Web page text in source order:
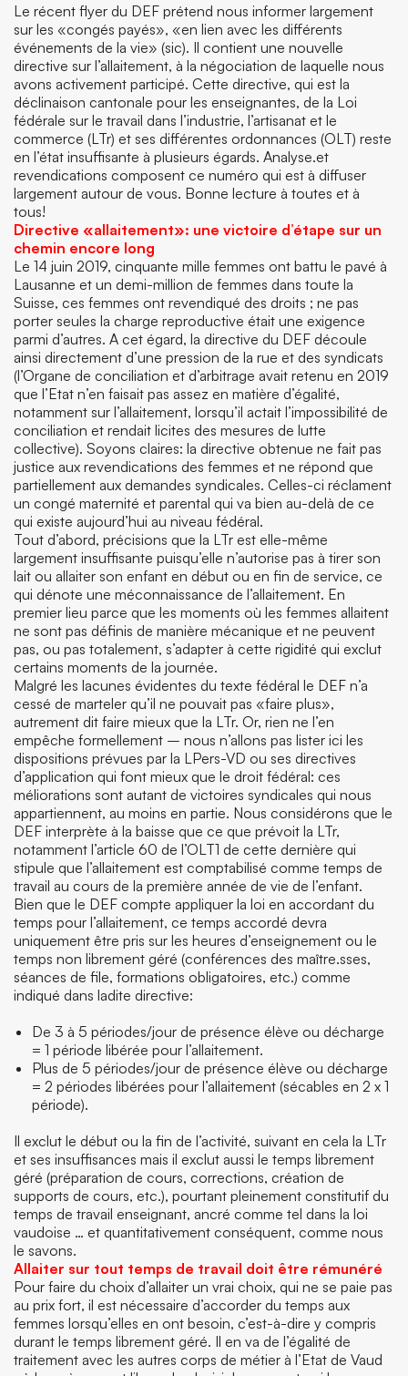
Le récent flyer du DEF prétend nous informer largement
sur les «congés payés», «en lien avec les différents
événements de la vie» (sic). Il contient une nouvelle
directive sur l’allaitement, à la négociation de laquelle nous
avons activement participé. Cette directive, qui est la
déclinaison cantonale pour les enseignantes, de la Loi
fédérale sur le travail dans l’industrie, l’artisanat et le
commerce (LTr) et ses différentes ordonnances (OLT) reste
en l’état insuffisante à plusieurs égards. Analyse.et
revendications composent ce numéro qui est à diffuser
largement autour de vous. Bonne lecture à toutes et à
tous!
Directive «allaitement»: une victoire d’étape sur un
chemin encore long
Le 14 juin 2019, cinquante mille femmes ont battu le pavé à
Lausanne et un demi-million de femmes dans toute la
Suisse, ces femmes ont revendiqué des droits ; ne pas
porter seules la charge reproductive était une exigence
parmi d’autres. A cet égard, la directive du DEF découle
ainsi directement d’une pression de la rue et des syndicats
(l’Organe de conciliation et d’arbitrage avait retenu en 2019
que l’Etat n’en faisait pas assez en matière d’égalité,
notamment sur l’allaitement, lorsqu’il actait l’impossibilité de
conciliation et rendait licites des mesures de lutte
collective). Soyons claires: la directive obtenue ne fait pas
justice aux revendications des femmes et ne répond que
partiellement aux demandes syndicales. Celles-ci réclament
un congé maternité et parental qui va bien au-delà de ce
qui existe aujourd’hui au niveau fédéral.
Tout d’abord, précisions que la LTr est elle-même
largement insuffisante puisqu’elle n’autorise pas à tirer son
lait ou allaiter son enfant en début ou en fin de service, ce
qui dénote une méconnaissance de l’allaitement. En
premier lieu parce que les moments où les femmes allaitent
ne sont pas définis de manière mécanique et ne peuvent
pas, ou pas totalement, s’adapter à cette rigidité qui exclut
certains moments de la journée.
Malgré les lacunes évidentes du texte fédéral le DEF n’a
cessé de marteler qu’il ne pouvait pas «faire plus»,
autrement dit faire mieux que la LTr. Or, rien ne l’en
empêche formellement – nous n’allons pas lister ici les
dispositions prévues par la LPers-VD ou ses directives
d’application qui font mieux que le droit fédéral: ces
méliorations sont autant de victoires syndicales qui nous
appartiennent, au moins en partie. Nous considérons que le
DEF interprète à la baisse que ce que prévoit la LTr,
notamment l’article 60 de l’OLT1 de cette dernière qui
stipule que l’allaitement est comptabilisé comme temps de
travail au cours de la première année de vie de l’enfant.
Bien que le DEF compte appliquer la loi en accordant du
temps pour l’allaitement, ce temps accordé devra
uniquement être pris sur les heures d’enseignement ou le
temps non librement géré (conférences des maître.sses,
séances de file, formations obligatoires, etc.) comme
indiqué dans ladite directive:
De 3 à 5 périodes/jour de présence élève ou décharge
= 1 période libérée pour l’allaitement.
Plus de 5 périodes/jour de présence élève ou décharge
= 2 périodes libérées pour l’allaitement (sécables en 2 x 1
période).
Il exclut le début ou la fin de l’activité, suivant en cela la LTr
et ses insuffisances mais il exclut aussi le temps librement
géré (préparation de cours, corrections, création de
supports de cours, etc.), pourtant pleinement constitutif du
temps de travail enseignant, ancré comme tel dans la loi
vaudoise … et quantitativement conséquent, comme nous
le savons.
Allaiter sur tout temps de travail doit être rémunéré
Pour faire du choix d’allaiter un vrai choix, qui ne se paie pas
au prix fort, il est nécessaire d’accorder du temps aux
femmes lorsqu’elles en ont besoin, c’est-à-dire y compris
durant le temps librement géré. Il en va de l’égalité de
traitement avec les autres corps de métier à l’Etat de Vaud